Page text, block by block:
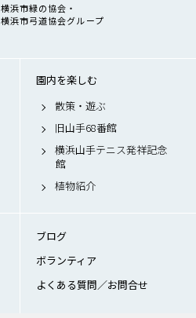
横浜市緑の協会・
横浜市弓道協会グループ
園内を楽しむ
散策・遊ぶ
旧山手68番館
横浜山手テニス発祥記念
館
植物紹介
ブログ
ボランティア
よくある質問／お問合せ